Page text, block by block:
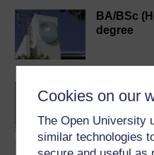
Cookies on our
The Open University
similar technologies
BA/BSc
degree
Concepts